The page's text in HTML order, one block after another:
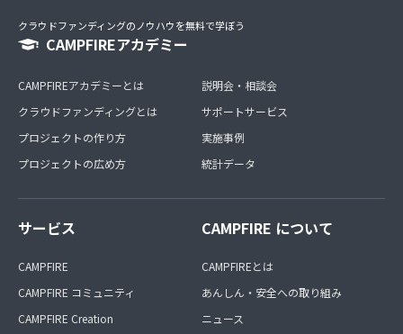
クラウドファンディングのノウハウを無料で学ぼう
CAMPFIREアカデミー
CAMPFIREアカデミーとは
クラウドファンディングとは
プロジェクトの作り方
プロジェクトの広め方
説明会・相談会
サポートサービス
実施事例
統計データ
サービス
CAMPFIRE
CAMPFIRE コミュニティ
CAMPFIRE Creation
CAMPFIRE について
CAMPFIREとは
あんしん・安全への取り組み
ニュース